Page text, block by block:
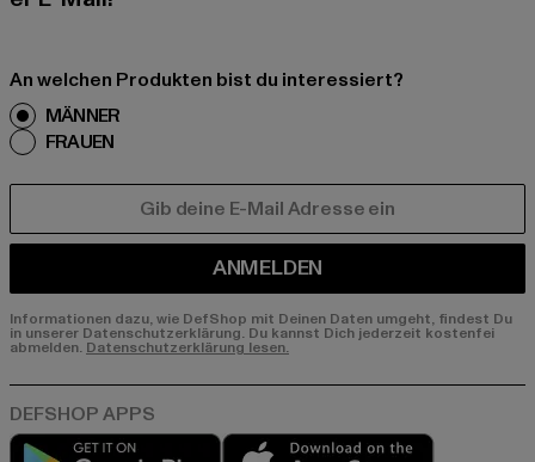
An welchen Produkten bist du interessiert?
MÄNNER
FRAUEN
ANMELDEN
Informationen dazu, wie DefShop mit Deinen Daten umgeht, findest Du
in unserer Datenschutzerklärung. Du kannst Dich jederzeit kostenfei
abmelden. Datenschutzerklärung lesen.
Play market